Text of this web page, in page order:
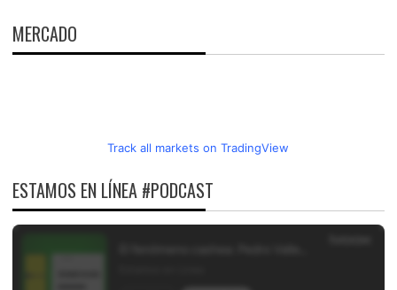
MERCADO
Track all markets on TradingView
ESTAMOS EN LÍNEA #PODCAST